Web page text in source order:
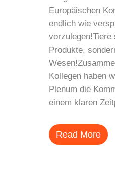
Europäischen
endlich wie
vorzulegen!Tiere
Produkte,
Kollegen haben
Plenum die
einem klaren
Read More